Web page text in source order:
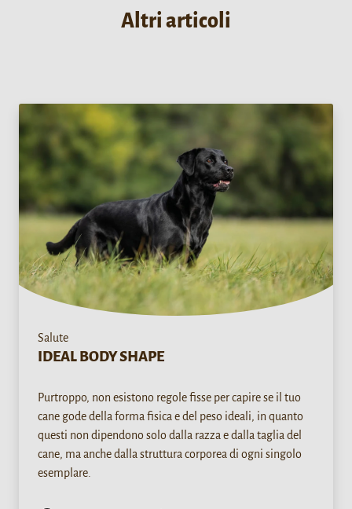
Altri articoli
Salute
IDEAL BODY SHAPE
Purtroppo, non esistono regole fisse per capire se il tuo
cane gode della forma fisica e del peso ideali, in quanto
questi non dipendono solo dalla razza e dalla taglia del
cane, ma anche dalla struttura corporea di ogni singolo
esemplare.